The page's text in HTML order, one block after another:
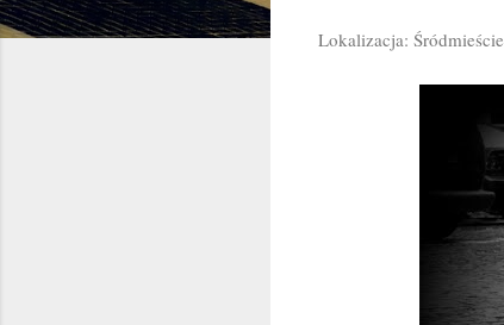
Lokalizacja: Śródmieście